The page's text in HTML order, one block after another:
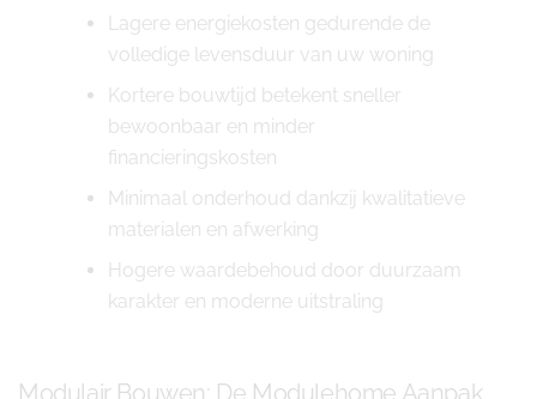
Lagere energiekosten gedurende de
volledige levensduur van uw woning
Kortere bouwtijd betekent sneller
bewoonbaar en minder
financieringskosten
Minimaal onderhoud dankzij kwalitatieve
materialen en afwerking
Hogere waardebehoud door duurzaam
karakter en moderne uitstraling
Modulair Bouwen: De Modulehome Aanpak